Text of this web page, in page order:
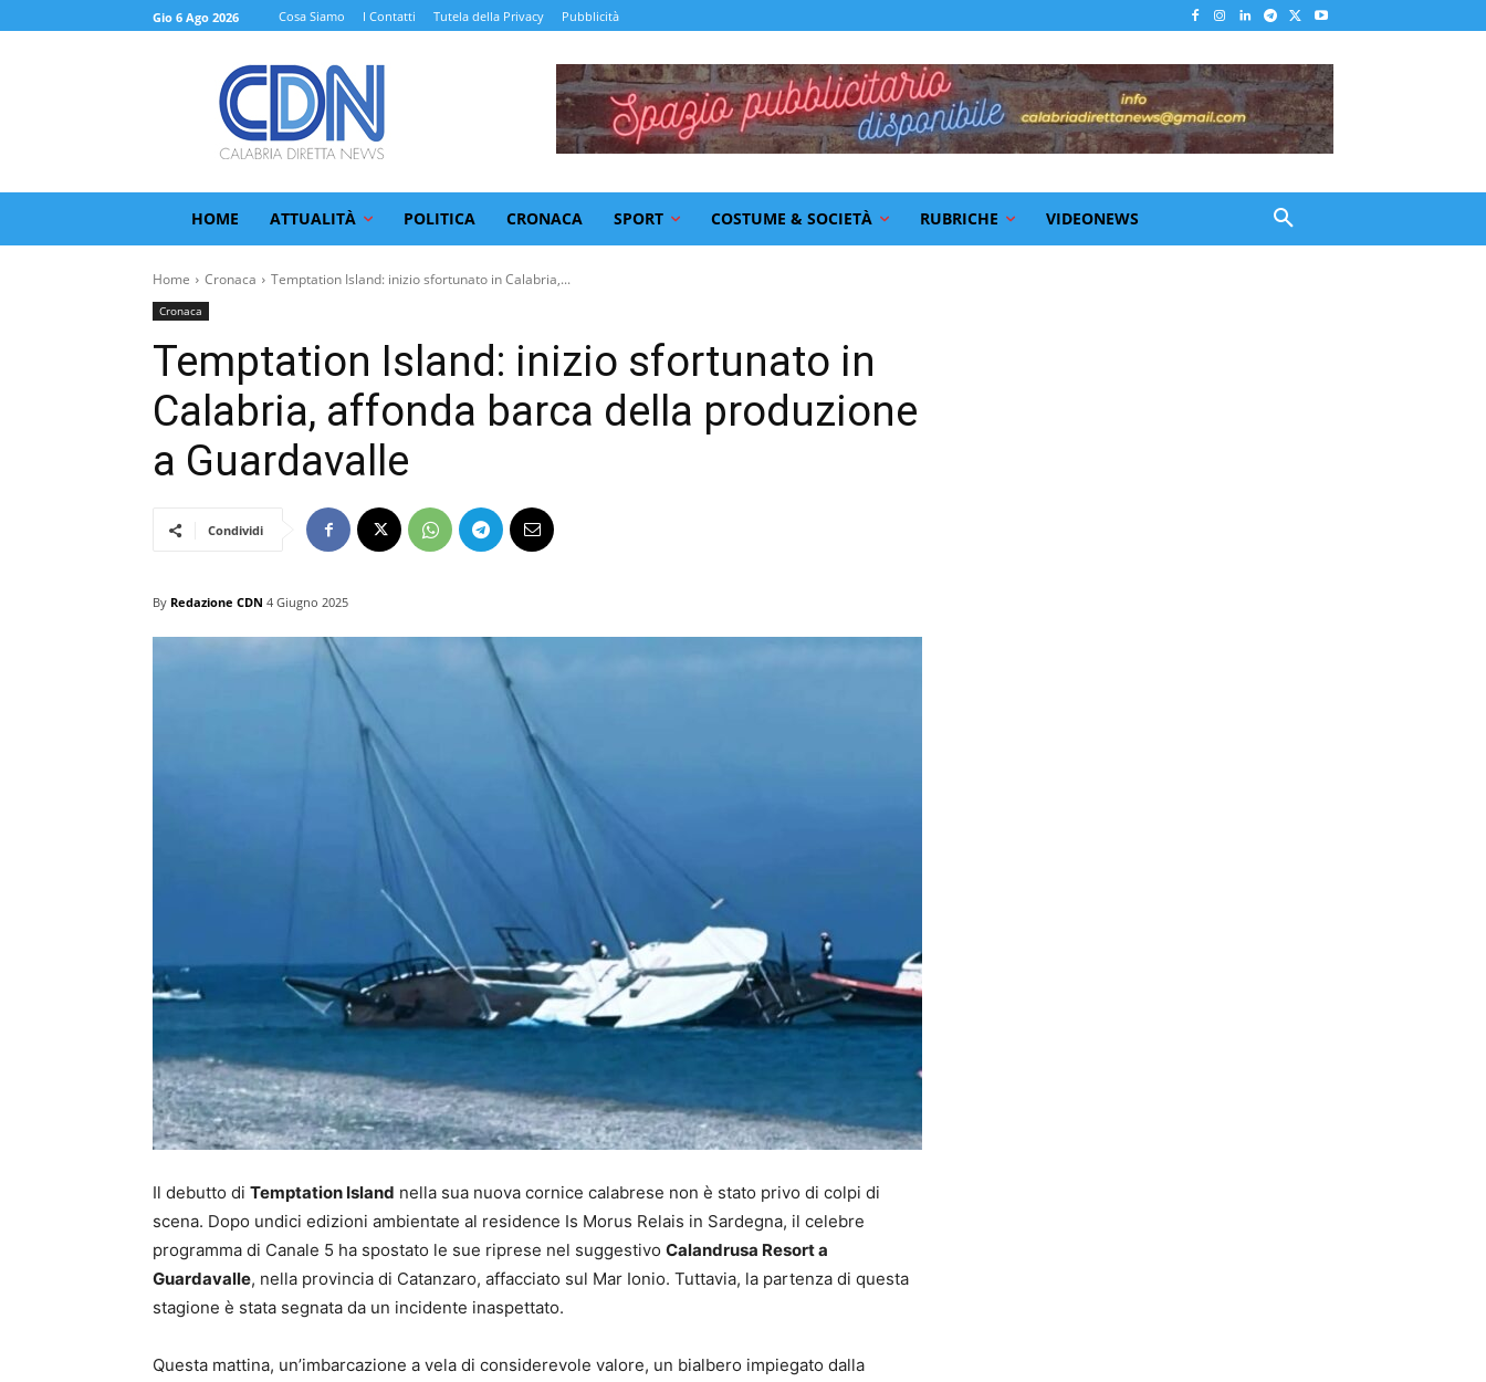
Gio 6 Ago 2026 Cosa Siamo I Contatti Tutela della Privacy Pubblicità
HOME ATTUALITÀ POLITICA CRONACA SPORT COSTUME & SOCIETÀ RUBRICHE VIDEONEWS
Home Cronaca Temptation Island: inizio sfortunato in Calabria,...
Cronaca
Temptation Island: inizio sfortunato in
Calabria, affonda barca della produzione
a Guardavalle
Condividi
By Redazione CDN 4 Giugno 2025
Il debutto di Temptation Island nella sua nuova cornice calabrese non è stato privo di colpi di
scena. Dopo undici edizioni ambientate al residence Is Morus Relais in Sardegna, il celebre
programma di Canale 5 ha spostato le sue riprese nel suggestivo Calandrusa Resort a
Guardavalle, nella provincia di Catanzaro, affacciato sul Mar Ionio. Tuttavia, la partenza di questa
stagione è stata segnata da un incidente inaspettato.
Questa mattina, un’imbarcazione a vela di considerevole valore, un bialbero impiegato dalla